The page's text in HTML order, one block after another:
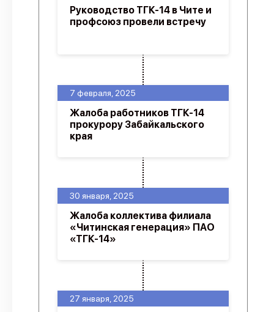
27 января, 2025
30 января, 2025
Жалоба коллектива филиала
«Читинская генерация» ПАО
«ТГК-14»
7 февраля, 2025
Жалоба работников ТГК-14
прокурору Забайкальского
края
Руководство ТГК-14 в Чите и
профсоюз провели встречу